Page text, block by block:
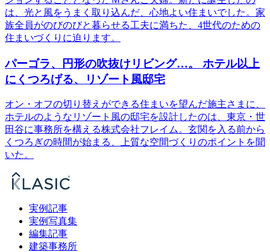
は、光と風をうまく取り込んだ、心地よい住まいでした。家
族全員がのびのびと暮らせる工夫に満ちた、4世代のための
住まいづくりに迫ります。
パーゴラ、円形の吹抜けリビング…。 ホテル以上
にくつろげる、リゾート風邸宅
オン・オフの切り替えができる住まいを望んだ施主さまに、
ホテルのようなリゾート風の邸宅を設計したのは、東京・世
田谷に事務所を構える株式会社フレイム。玄関を入る前から
くつろぎの時間が始まる、上質な空間づくりのポイントを聞
いた。
実例記事
実例写真集
編集記事
建築事務所